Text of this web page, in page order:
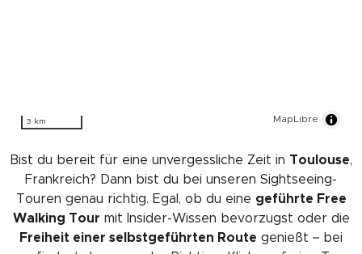
3 km MapLibre
Bist du bereit für eine unvergessliche Zeit in Toulouse,
Frankreich? Dann bist du bei unseren Sightseeing-
Touren genau richtig. Egal, ob du eine geführte Free
Walking Tour mit Insider-Wissen bevorzugst oder die
Freiheit einer selbstgeführten Route genießt – bei